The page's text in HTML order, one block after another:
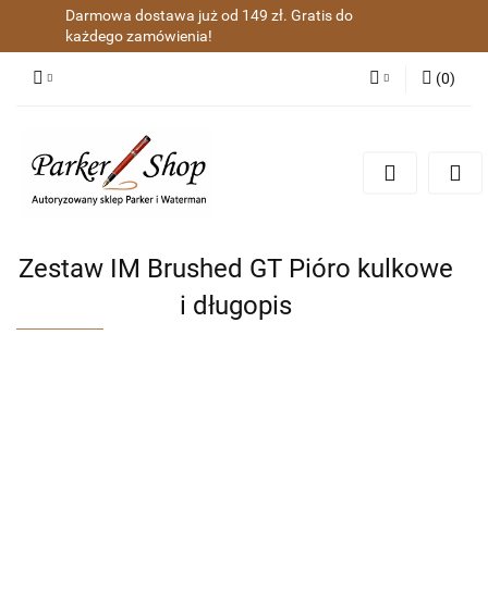
Darmowa dostawa już od 149 zł. Gratis do
każdego zamówienia!
Zarejestruj się
(0)
Zestaw IM Brushed GT Pióro kulkowe
i długopis